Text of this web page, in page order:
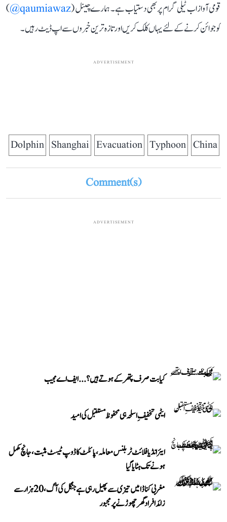
قومی آواز اب ٹیلی گرام پر بھی دستیاب ہے۔ ہمارے چینل (qaumiawaz@
)
کو جوائن کرنے کے لئے یہاں کلک کریں اور تازہ ترین خبروں سے اپ ڈیٹ رہیں۔
ADVERTISEMENT
China
Typhoon
Evacuation
Shanghai
Dolphin
Comment(s)
ADVERTISEMENT
کیا بت صرف پتھر کے ہوتے ہیں؟...ایف اے مجیب
ایٹمی تخفیفِ اسلحہ ہی محفوظ مستقبل کی امید
ایئر انڈیا فلائٹ ٹربلنس معاملہ، پائلٹ کا ڈوپ ٹیسٹ مثبت، جانچ مکمل
ہونے تک ہٹایا گیا
مغربی کناڈا میں تیزی سے پھیل رہی ہے جنگل کی آگ، 20 ہزار سے
زائد افراد گھر چھوڑنے پر مجبور